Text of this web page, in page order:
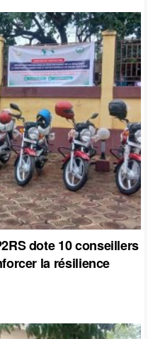
dote 10 conseillers
la résilience